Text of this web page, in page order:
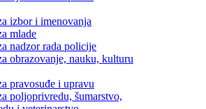
izbor i imenovanja
mlade
nadzor rada policije
obrazovanje, nauku, kulturu
pravosuđe i upravu
poljoprivredu, šumarstvo,